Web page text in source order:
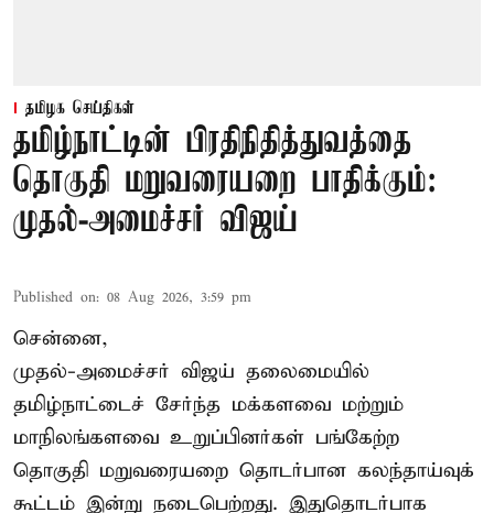
தமிழக செய்திகள்
தமிழ்நாட்டின் பிரதிநிதித்துவத்தை
தொகுதி மறுவரையறை பாதிக்கும்:
முதல்-அமைச்சர் விஜய்
Published on: 08 Aug 2026, 3:59 pm
சென்னை,
முதல்-அமைச்சர் விஜய் தலைமையில்
தமிழ்நாட்டைச் சேர்ந்த மக்களவை மற்றும்
மாநிலங்களவை உறுப்பினர்கள் பங்கேற்ற
தொகுதி மறுவரையறை தொடர்பான கலந்தாய்வுக்
கூட்டம் இன்று நடைபெற்றது. இதுதொடர்பாக